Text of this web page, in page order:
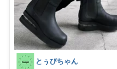
とぅぴちゃん